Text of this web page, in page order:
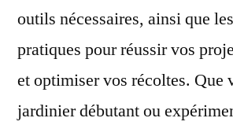
outils nécessaires, ainsi que
pratiques pour réussir vos
et optimiser vos récoltes. Que
jardinier débutant ou